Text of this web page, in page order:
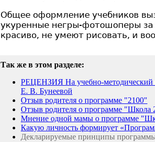
Общее оформление учебников
укуренные негры-фотошоперы
красиво, не умеют рисовать, и
Так же в этом разделе:
РЕЦЕНЗИЯ На учебно-методический
Е. В. Бунеевой
Отзыв родителя о программе "2100"
Отзыв родителя о программе "Школа
Мнение одной мамы о программе
Какую личность формирует
Декларируемые принципы